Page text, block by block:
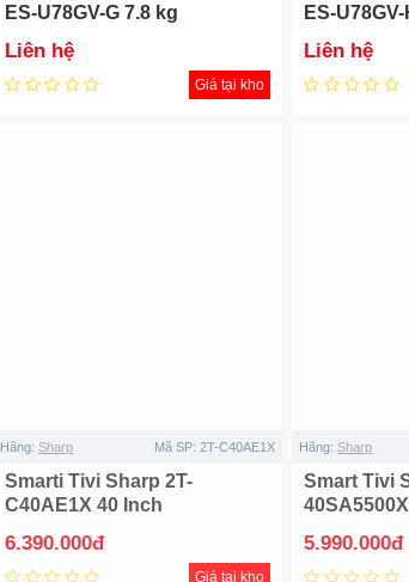
ES-U78GV-G 7.8 kg
Liên hệ
Giá tại kho
ES-
Liên hệ
Hãng: Sharp Mã SP: 2T-C40AE1X
Smarti Tivi Sharp 2T-
C40AE1X 40 Inch
6.390.000đ
Giá tại kho
Hãng: Sharp
Smart Tivi
5.990.000đ